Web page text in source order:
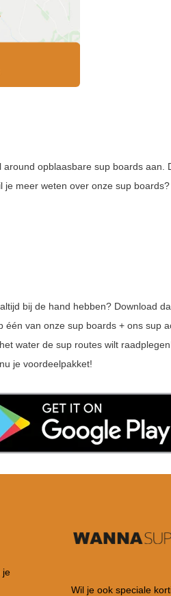
opblaasbare sup boards
meer weten over onze sup boards?
bij de hand hebben? Download
van onze sup boards + ons sup
water de sup routes wilt
je voordeelpakket!
je
Wil je ook speciale